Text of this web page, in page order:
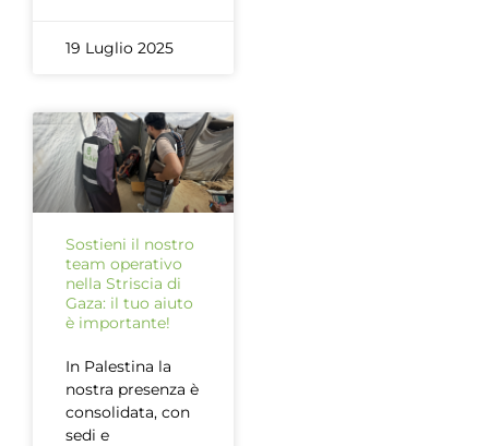
19 Luglio 2025
Sostieni il nostro
team operativo
nella Striscia di
Gaza: il tuo aiuto
è importante!
In Palestina la
nostra presenza è
consolidata, con
sedi e